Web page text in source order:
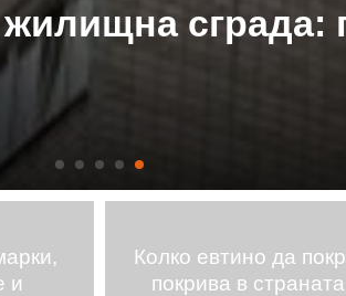
сграда:
и
Колко евтино да
покрива в